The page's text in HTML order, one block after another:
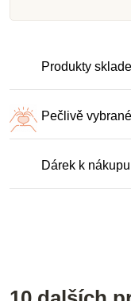
Produkty
Pečlivě
Dárek k